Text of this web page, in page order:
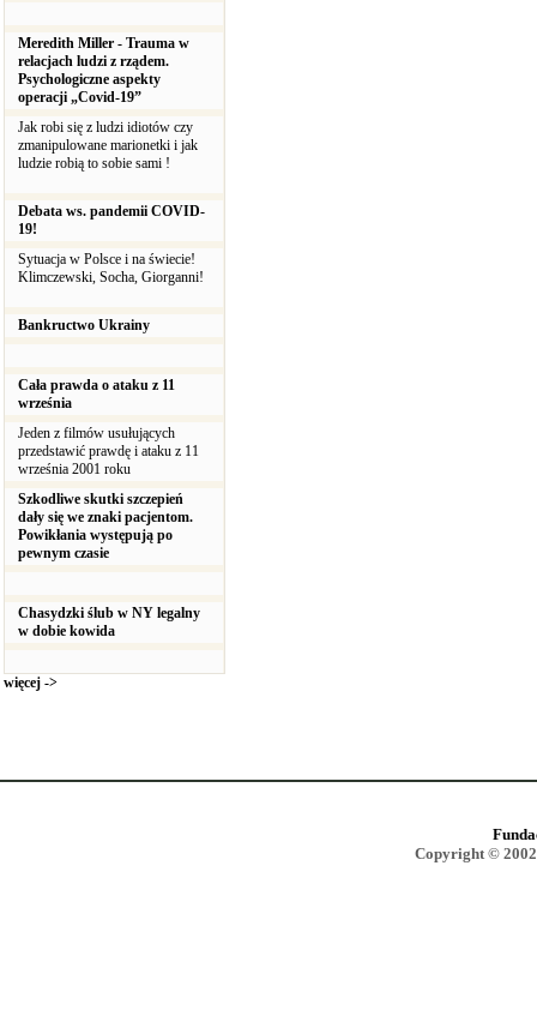
Meredith Miller - Trauma w
relacjach ludzi z rządem.
Psychologiczne aspekty
operacji „Covid-19”
Jak robi się z ludzi idiotów czy
zmanipulowane marionetki i jak
ludzie robią to sobie sami !
Debata ws. pandemii COVID-
19!
Sytuacja w Polsce i na świecie!
Klimczewski, Socha, Giorganni!
Bankructwo Ukrainy
Cała prawda o ataku z 11
września
Jeden z filmów usułujących
przedstawić prawdę i ataku z 11
września 2001 roku
Szkodliwe skutki szczepień
dały się we znaki pacjentom.
Powikłania występują po
pewnym czasie
Chasydzki ślub w NY legalny
w dobie kowida
więcej ->
Copyright ©